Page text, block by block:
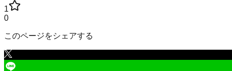
1
0
このページをシェアする